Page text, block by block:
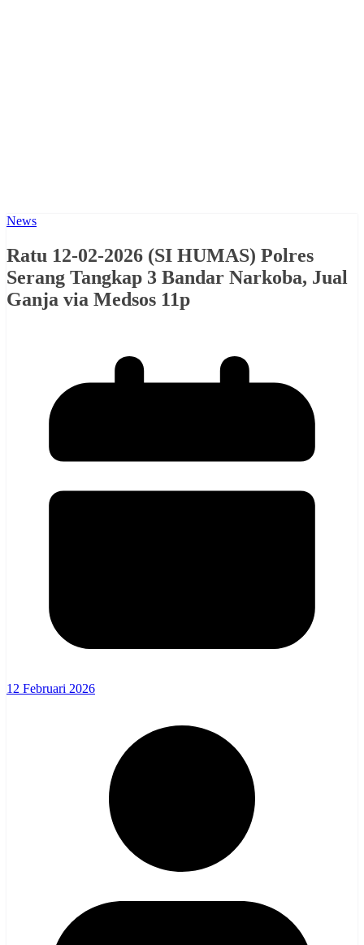
News
Ratu 12-02-2026 (SI HUMAS) Polres
Serang Tangkap 3 Bandar Narkoba, Jual
Ganja via Medsos 11p
12 Februari 2026